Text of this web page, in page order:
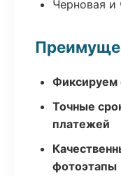
Черновая и
Фиксируем
Точные
платежей
фотоэтапы